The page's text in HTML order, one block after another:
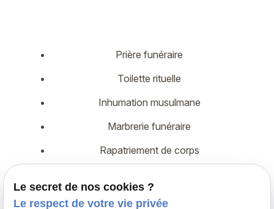
Prière funéraire
Toilette rituelle
Inhumation musulmane
Marbrerie funéraire
Rapatriement de corps
Assurance décès
Le secret de nos cookies ?
Le respect de votre vie privée